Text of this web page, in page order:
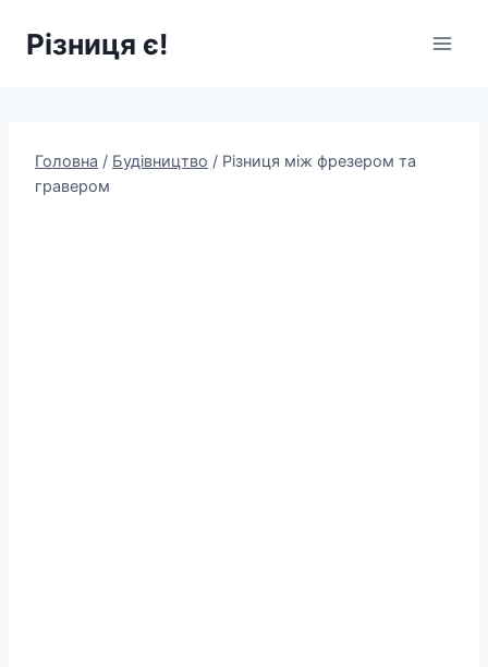
Різниця є!
Головна / Будівництво / Різниця між фрезером та
гравером